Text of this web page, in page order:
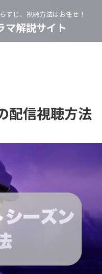
すじ、視聴方法はお任せ！
マ解説サイト
配信視聴方法